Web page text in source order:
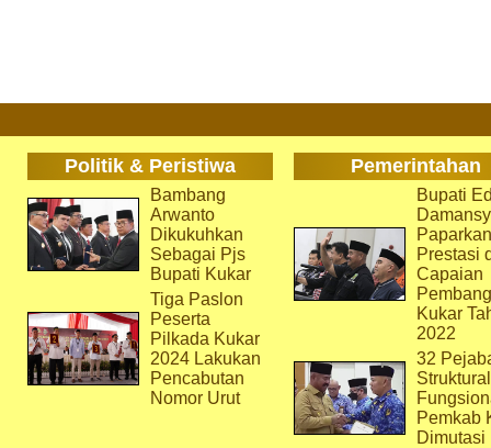
Politik & Peristiwa Pemerintahan
Bambang
Arwanto
Dikukuhkan
Sebagai Pjs
Bupati Kukar
Tiga Paslon
Peserta
Pilkada Kukar
2024 Lakukan
Pencabutan
Nomor Urut
Bupati
Paparkan
Prestasi
Capaian
Kukar
2022
32
Pemkab
Dimutasi